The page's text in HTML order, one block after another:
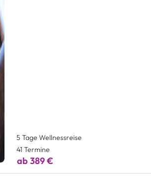
5 Tage Wellnessreise
41 Termine
ab 389 €